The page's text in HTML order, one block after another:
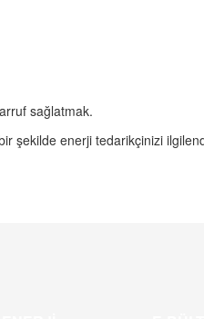
sağlatmak.
şekilde enerji tedarikçinizi